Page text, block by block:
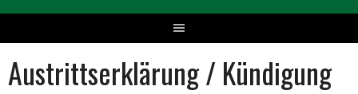
Austrittserklärung / Kündigung